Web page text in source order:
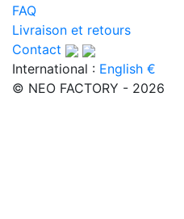
FAQ
Livraison et retours
Contact
International : English €
© NEO FACTORY - 2026